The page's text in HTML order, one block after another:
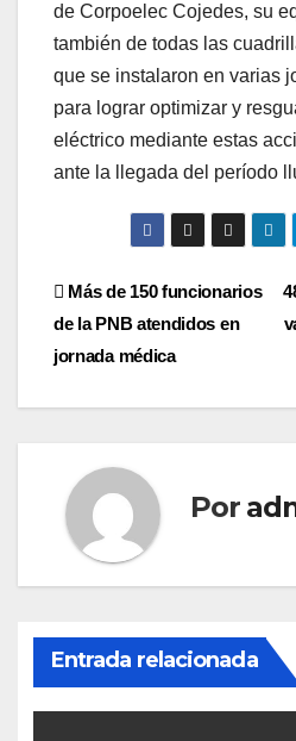
de Corpoelec Cojedes, su
también de todas las
que se instalaron en varias
para lograr optimizar y
eléctrico mediante estas
ante la llegada del período
Navegación
de
entradas
Más de 150 funcionarios
de la PNB atendidos en
jornada médica
Por
Entrada relacionada